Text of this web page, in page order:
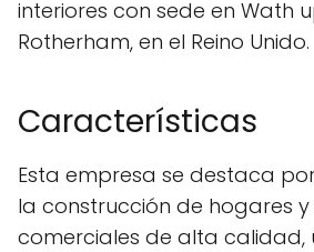
interiores con sede en Wath
Rotherham, en el Reino Unido.
Características
Esta empresa se destaca
la construcción de hogares
comerciales de alta calidad,